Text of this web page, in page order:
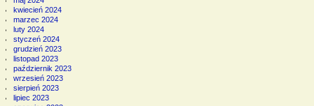
kwiecień 2024
marzec 2024
luty 2024
styczeń 2024
grudzień 2023
listopad 2023
październik 2023
wrzesień 2023
sierpień 2023
lipiec 2023